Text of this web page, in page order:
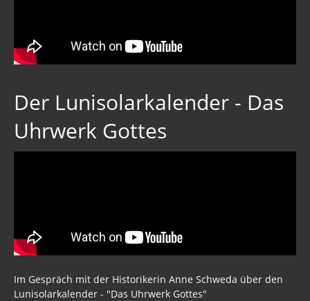
Der Lunisolarkalender - Das
Uhrwerk Gottes
Im Gespräch mit der Historikerin Anne Schweda über den
Lunisolarkalender - "Das Uhrwerk Gottes"